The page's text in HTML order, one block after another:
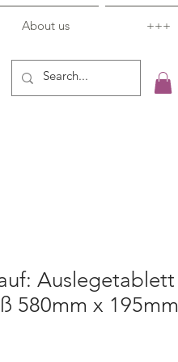
About us +++
Auslegetablett
580mm x 195mm